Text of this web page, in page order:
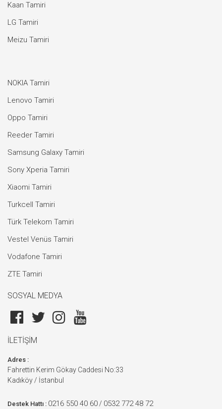
Kaan Tamiri
LG Tamiri
Meizu Tamiri
NOKIA Tamiri
Lenovo Tamiri
Oppo Tamiri
Reeder Tamiri
Samsung Galaxy Tamiri
Sony Xperia Tamiri
Xiaomi Tamiri
Turkcell Tamiri
Türk Telekom Tamiri
Vestel Venüs Tamiri
Vodafone Tamiri
ZTE Tamiri
SOSYAL MEDYA
İLETİŞİM
Adres :
Fahrettin Kerim Gökay Caddesi No:33
Kadıköy / İstanbul
Destek Hattı : 0216 550 40 60 / 0532 772 48 72